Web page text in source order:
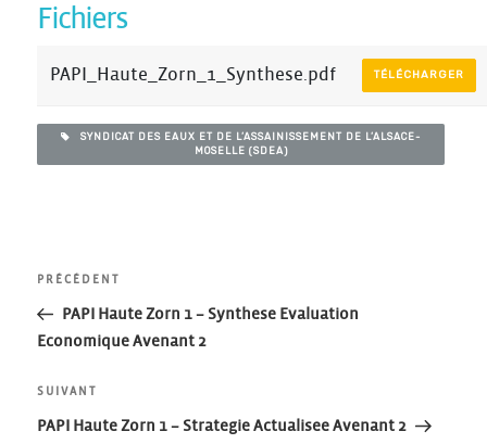
Fichiers
PAPI_Haute_Zorn_1_Synthese.pdf TÉLÉCHARGER
SYNDICAT DES EAUX ET DE L’ASSAINISSEMENT DE L’ALSACE-
MOSELLE (SDEA)
Navigation
de
l’article
Article
précédent
PRÉCÉDENT
PAPI Haute Zorn 1 – Synthese Evaluation
Economique Avenant 2
Article
suivant
SUIVANT
PAPI Haute Zorn 1 – Strategie Actualisee Avenant 2